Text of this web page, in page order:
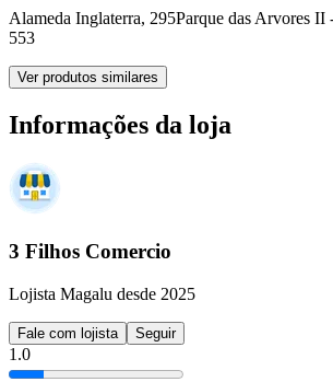
Alameda Inglaterra, 295Parque das Arvores
553
Ver produtos similares
Informações da loja
3 Filhos Comercio
Lojista Magalu desde 2025
Fale com lojista Seguir
1.0